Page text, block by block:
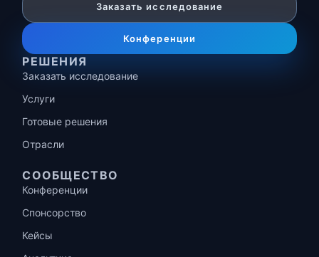
Заказать исследование
Конференции
РЕШЕНИЯ
Заказать исследование
Услуги
Готовые решения
Отрасли
СООБЩЕСТВО
Конференции
Спонсорство
Кейсы